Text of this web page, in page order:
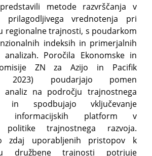
metode razvrščanja v
vrednotenja pri
regionalne trajnosti, s poudarkom
indeksih in primerjalnih
Poročila Ekonomske in
ZN za Azijo in Pacifik
2023) poudarjajo pomen
analiz na področju trajnostnega
in spodbujajo vključevanje
informacijskih platform v
politike trajnostnega razvoja.
zdaj uporabljenih pristopov k
družbene trajnosti potrjuje